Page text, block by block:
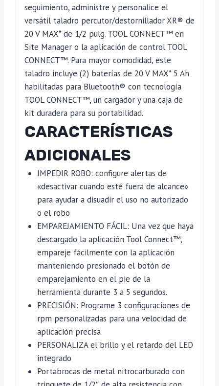
seguimiento, administre y personalice el
versátil taladro percutor/destornillador XR® de
20 V MAX* de 1/2 pulg. TOOL CONNECT™ en
Site Manager o la aplicación de control TOOL
CONNECT™. Para mayor comodidad, este
taladro incluye (2) baterías de 20 V MAX* 5 Ah
habilitadas para Bluetooth® con tecnología
TOOL CONNECT™, un cargador y una caja de
kit duradera para su portabilidad.
CARACTERÍSTICAS
ADICIONALES
IMPEDIR ROBO: configure alertas de
«desactivar cuando esté fuera de alcance»
para ayudar a disuadir el uso no autorizado
o el robo
EMPAREJAMIENTO FÁCIL: Una vez que haya
descargado la aplicación Tool Connect™,
empareje fácilmente con la aplicación
manteniendo presionado el botón de
emparejamiento en el pie de la
herramienta durante 3 a 5 segundos.
PRECISIÓN: Programe 3 configuraciones de
rpm personalizadas para una velocidad de
aplicación precisa
PERSONALIZA el brillo y el retardo del LED
integrado
Portabrocas de metal nitrocarburado con